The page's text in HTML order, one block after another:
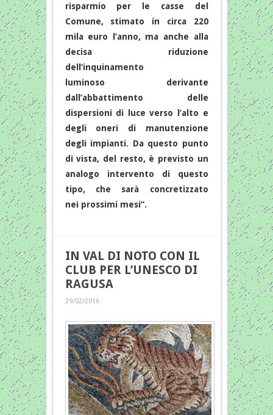
risparmio per le casse del
Comune, stimato in circa 220
mila euro l’anno, ma anche alla
decisa riduzione
dell’inquinamento
luminoso derivante
dall’abbattimento delle
dispersioni di luce verso l’alto e
degli oneri di manutenzione
degli impianti. Da questo punto
di vista, del resto, è previsto un
analogo intervento di questo
tipo, che sarà concretizzato
nei prossimi mesi”.
IN VAL DI NOTO CON IL
CLUB PER L’UNESCO DI
RAGUSA
29/02/2016